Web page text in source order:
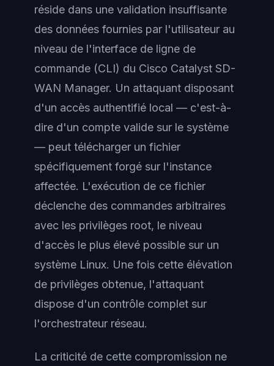
réside dans une validation insuffisante
des données fournies par l'utilisateur au
niveau de l'interface de ligne de
commande (CLI) du Cisco Catalyst SD-
WAN Manager. Un attaquant disposant
d'un accès authentifié local — c'est-à-
dire d'un compte valide sur le système
— peut télécharger un fichier
spécifiquement forgé sur l'instance
affectée. L'exécution de ce fichier
déclenche des commandes arbitraires
avec les privilèges root, le niveau
d'accès le plus élevé possible sur un
système Linux. Une fois cette élévation
de privilèges obtenue, l'attaquant
dispose d'un contrôle complet sur
l'orchestrateur réseau.
La criticité de cette compromission ne